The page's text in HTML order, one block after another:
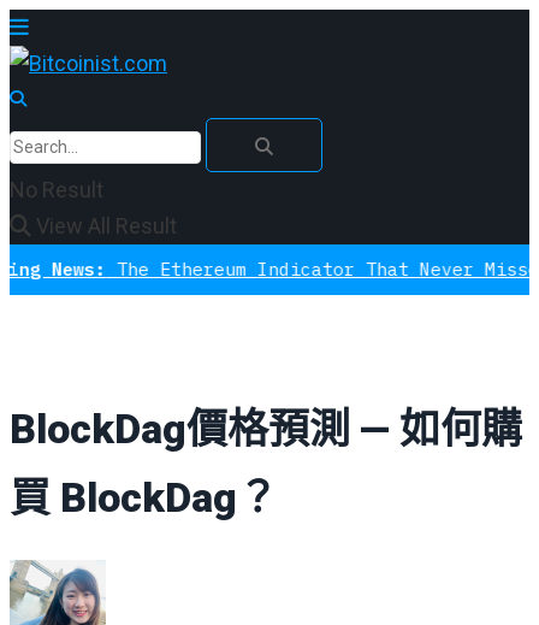
No Result
View All Result
Ethereum Indicator That Never Missed A
BlockDag價格預測 — 如何購
買 BlockDag？